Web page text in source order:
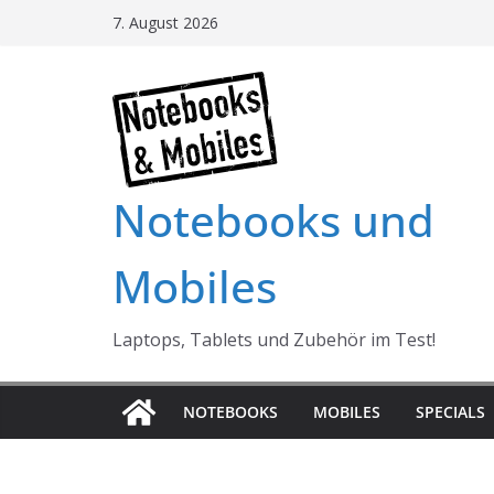
7. August 2026
Notebooks und
Mobiles
Laptops, Tablets und Zubehör im Test!
NOTEBOOKS MOBILES SPECIALS